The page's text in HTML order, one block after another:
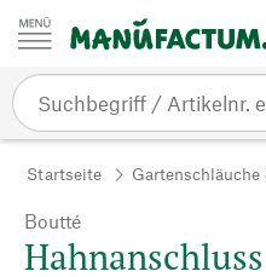
Zum Inhalt springen
Startseite Gartenschläuche
Boutté